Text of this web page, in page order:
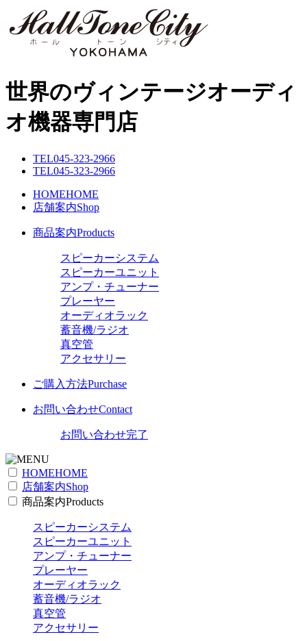
世界のヴィンテージオーディ
オ機器専門店
TEL045-323-2966
TEL045-323-2966
HOMEHOME
店舗案内Shop
商品案内Products
スピーカーシステム
スピーカーユニット
アンプ・チューナー
プレーヤー
オーディオラック
蓄音機/ラジオ
真空管
アクセサリー
ご購入方法Purchase
お問い合わせContact
お問い合わせ完了
HOMEHOME
店舗案内Shop
商品案内Products
スピーカーシステム
スピーカーユニット
アンプ・チューナー
プレーヤー
オーディオラック
蓄音機/ラジオ
真空管
アクセサリー